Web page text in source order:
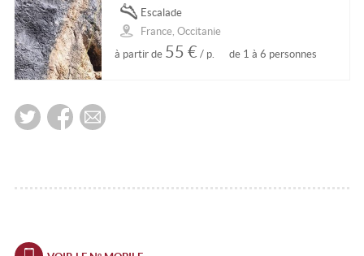
Escalade
France, Occitanie
à partir de 55 € / p. de 1 à 6 personnes